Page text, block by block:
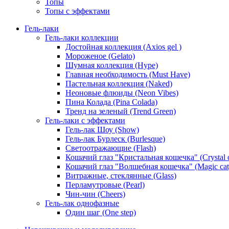
Топы с эффектами
Гель-лаки
Гель-лаки коллекции
Достойная коллекция (Axios gel )
Мороженое (Gelato)
Шумная коллекция (Hype)
Главная необходимость (Must Have)
Пастельная коллекция (Naked)
Неоновые флюиды (Neon Vibes)
Пина Колада (Pina Colada)
Тренд на зеленый (Trend Green)
Гель-лаки с эффектами
Гель-лак Шоу (Show)
Гель-лак Бурлеск (Burlesque)
Светоотражающие (Flash)
Кошачий глаз "Кристальная кошечка" (Crystal
Кошачий глаз "Волшебная кошечка" (Magic
Витражные, стеклянные (Glass)
Перламутровые (Pearl)
Чин-чин (Cheers)
Гель-лак однофазные
Один шаг (One step)